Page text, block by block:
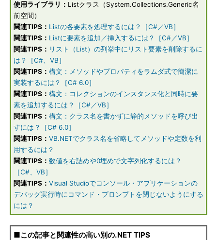
使用ライブラリ： Listクラス（System.Collections.Generic名
前空間）
関連TIPS： Listの各要素を処理するには？［C#／VB］
関連TIPS： Listに要素を追加／挿入するには？［C#／VB］
関連TIPS： リスト（List）の列挙中にリスト要素を削除するに
は？［C#、VB］
関連TIPS： 構文：メソッドやプロパティをラムダ式で簡潔に
実装するには？［C# 6.0］
関連TIPS： 構文：コレクションのインスタンス化と同時に要
素を追加するには？［C#／VB］
関連TIPS： 構文：クラス名を書かずに静的メソッドを呼び出
すには？［C# 6.0］
関連TIPS： VB.NETでクラス名を省略してメソッドや定数を利
用するには？
関連TIPS： 数値を右詰めや0埋めで文字列化するには？
［C#、VB］
関連TIPS： Visual Studioでコンソール・アプリケーションの
デバッグ実行時にコマンド・プロンプトを閉じないようにする
には？
■この記事と関連性の高い別の.NET TIPS